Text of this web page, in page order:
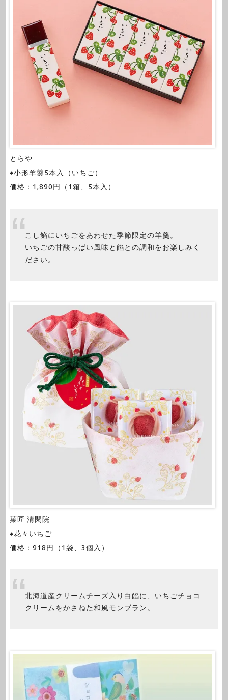
とらや
♠小形羊羹5本入（いちご）
価格：1,890円（1箱、5本入）
こし餡にいちごをあわせた季節限定の羊羹。
いちごの甘酸っぱい風味と餡との調和をお楽しみく
ださい。
菓匠 清閑院
♠花々いちご
価格：918円（1袋、3個入）
北海道産クリームチーズ入り白餡に、いちごチョコ
クリームをかさねた和風モンブラン。